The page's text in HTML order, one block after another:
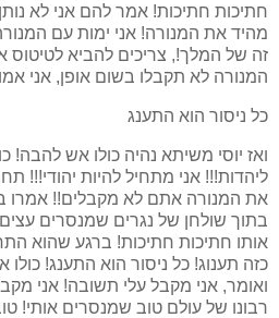
חתיכות חתיכות! אמר להם אני לא
מהיד את המנורה! אני ימות עם
זה של המלך!, צריכים להביא
המנורה לא תקבלו בשום אופן, אני
כל ניסור הוא התענג
ואז יוסי משיתא נהיה כולו אש להבה!
ליהדות!!! אני מתחיל להיות יהודי!!!
את המנורה אתם לא מקבלים!! אמרו
בתוך שולחן של נגרים שמנסרים עצים
אותו חתיכות חתיכות! ברגע שהוא
כזה תענוג! כל ניסור הוא התענג!
ואומר, אני מקבל עלי תשובה! אני
רבונו של עולם טוב שמנסרים אותי!